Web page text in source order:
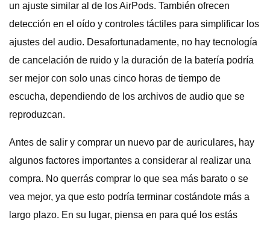
un ajuste similar al de los AirPods. También ofrecen
detección en el oído y controles táctiles para simplificar los
ajustes del audio. Desafortunadamente, no hay tecnología
de cancelación de ruido y la duración de la batería podría
ser mejor con solo unas cinco horas de tiempo de
escucha, dependiendo de los archivos de audio que se
reproduzcan.
Antes de salir y comprar un nuevo par de auriculares, hay
algunos factores importantes a considerar al realizar una
compra. No querrás comprar lo que sea más barato o se
vea mejor, ya que esto podría terminar costándote más a
largo plazo. En su lugar, piensa en para qué los estás